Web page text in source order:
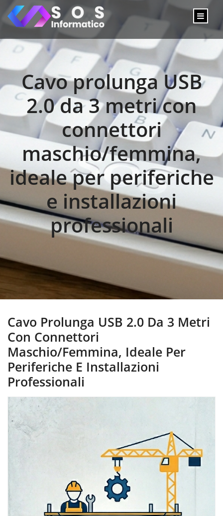
Cavo prolunga USB
2.0 da 3 metri con
connettori
maschio/femmina,
ideale per periferiche
e installazioni
professionali
Cavo Prolunga USB 2.0 Da 3 Metri
Con Connettori
Maschio/femmina, Ideale Per
Periferiche E Installazioni
Professionali